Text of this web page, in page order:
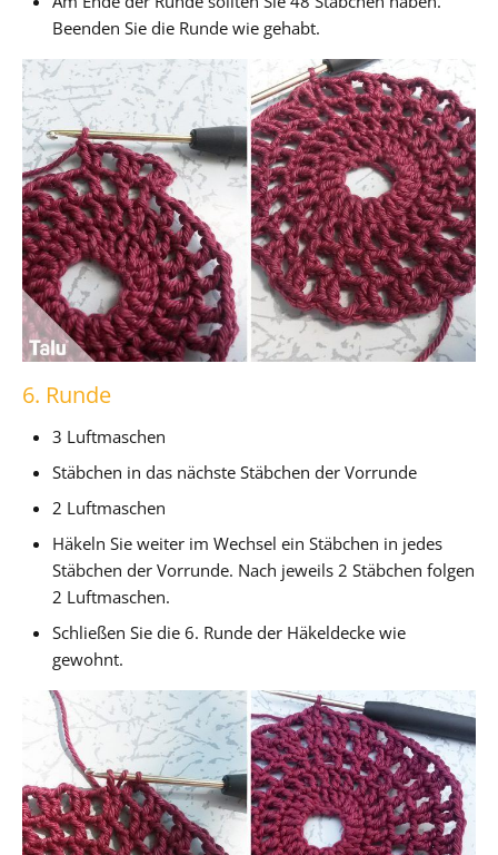
Beenden Sie die Runde wie gehabt.
6. Runde
3 Luftmaschen
Stäbchen in das nächste Stäbchen der Vorrunde
2 Luftmaschen
Häkeln Sie weiter im Wechsel ein Stäbchen in jedes
Stäbchen der Vorrunde. Nach jeweils 2 Stäbchen folgen
2 Luftmaschen.
Schließen Sie die 6. Runde der Häkeldecke wie
gewohnt.